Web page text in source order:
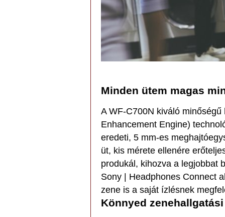
Minden ütem magas
A WF-C700N kiváló
Enhancement Engine)
eredeti, 5 mm-es
üt, kis mérete ellenére
produkál, kihozva a legjobbat
Sony | Headphones Connect
zene is a saját ízlésnek
Könnyed